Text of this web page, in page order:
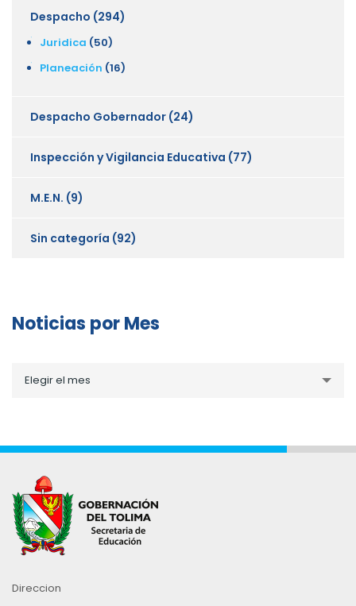
Despacho (294)
Juridica (50)
Planeación (16)
Despacho Gobernador (24)
Inspección y Vigilancia Educativa (77)
M.E.N. (9)
Sin categoría (92)
Noticias por Mes
porElegir el mes
Direccion